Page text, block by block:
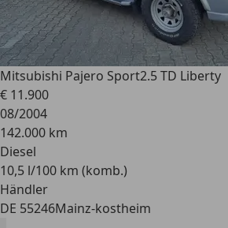
Mitsubishi Pajero Sport2.5 TD Liberty
€ 11.900
08/2004
142.000 km
Diesel
10,5 l/100 km (komb.)
Händler
DE 55246Mainz-kostheim